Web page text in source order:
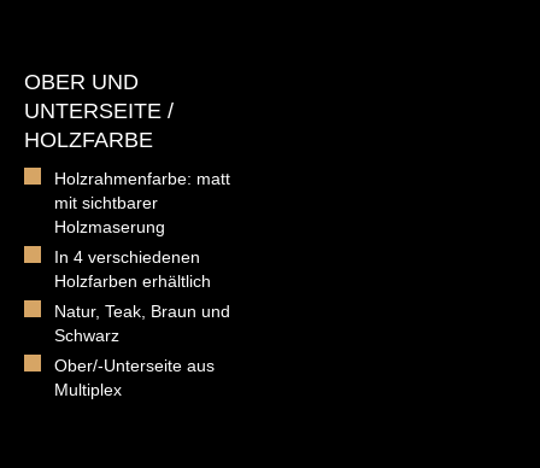
OBER UND
UNTERSEITE /
HOLZFARBE
Holzrahmenfarbe: matt
mit sichtbarer
Holzmaserung
In 4 verschiedenen
Holzfarben erhältlich
Natur, Teak, Braun und
Schwarz
Ober/-Unterseite aus
Multiplex